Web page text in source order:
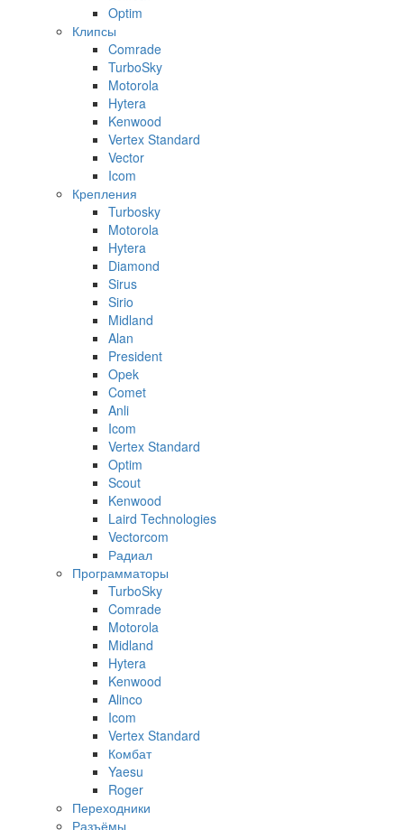
Optim
Клипсы
Comrade
TurboSky
Motorola
Hytera
Kenwood
Vertex Standard
Vector
Icom
Крепления
Turbosky
Motorola
Hytera
Diamond
Sirus
Sirio
Midland
Alan
President
Opek
Comet
Anli
Icom
Vertex Standard
Optim
Scout
Kenwood
Laird Technologies
Vectorcom
Радиал
Программаторы
TurboSky
Comrade
Motorola
Midland
Hytera
Kenwood
Alinco
Icom
Vertex Standard
Комбат
Yaesu
Roger
Переходники
Разъёмы